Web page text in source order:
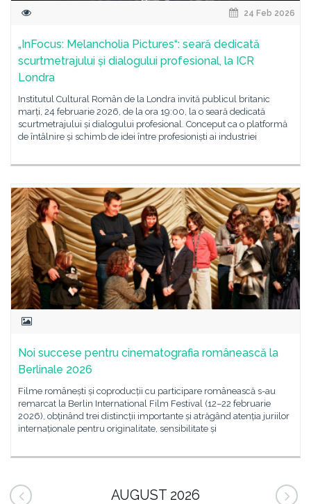
24 Feb 2026
„InFocus: Melancholia Pictures“: seară dedicată
scurtmetrajului și dialogului profesional, la ICR
Londra
Institutul Cultural Român de la Londra invită publicul britanic
marți, 24 februarie 2026, de la ora 19:00, la o seară dedicată
scurtmetrajului și dialogului profesional. Conceput ca o platformă
de întâlnire și schimb de idei între profesioniști ai industriei
Noi succese pentru cinematografia românească la
Berlinale 2026
Filme românești și coproducții cu participare românească s-au
remarcat la Berlin International Film Festival (12–22 februarie
2026), obținând trei distincții importante și atrăgând atenția juriilor
internaționale pentru originalitate, sensibilitate și
AUGUST 2026